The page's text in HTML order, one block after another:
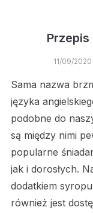
Przepis
11/09/2020
Sama nazwa
języka
podobne do
są między nimi
popularne
jak i dorosłych.
dodatkiem
również jest